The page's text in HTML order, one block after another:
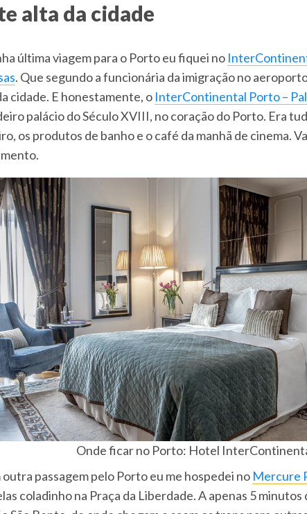
alta da cidade
última viagem para o Porto eu fiquei no
. Que segundo a funcionária da imigração no
cidade. E honestamente, o InterContinental Porto –
palácio do Século XVIII, no coração do Porto. Era
os produtos de banho e o café da manhã de cinema.
Onde ficar no Porto: Hotel
outra passagem pelo Porto eu me hospedei no Mercure
coladinho na Praça da Liberdade. A apenas 5 minutos